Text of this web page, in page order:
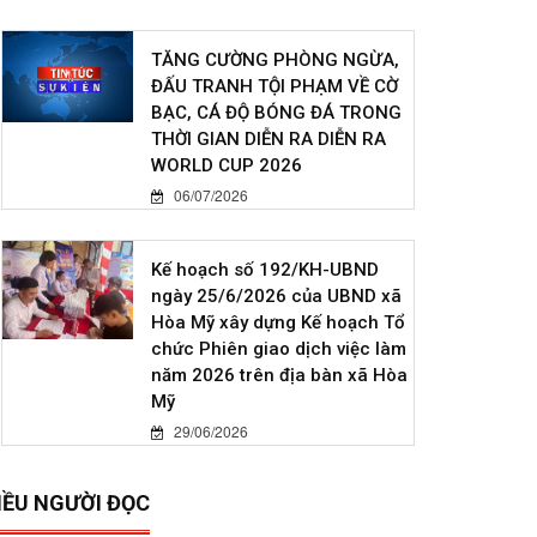
TĂNG CƯỜNG PHÒNG NGỪA,
ĐẤU TRANH TỘI PHẠM VỀ CỜ
BẠC, CÁ ĐỘ BÓNG ĐÁ TRONG
THỜI GIAN DIỄN RA DIỄN RA
WORLD CUP 2026
06/07/2026
Kế hoạch số 192/KH-UBND
ngày 25/6/2026 của UBND xã
Hòa Mỹ xây dựng Kế hoạch Tổ
chức Phiên giao dịch việc làm
năm 2026 trên địa bàn xã Hòa
Mỹ
29/06/2026
NGƯỜI ĐỌC